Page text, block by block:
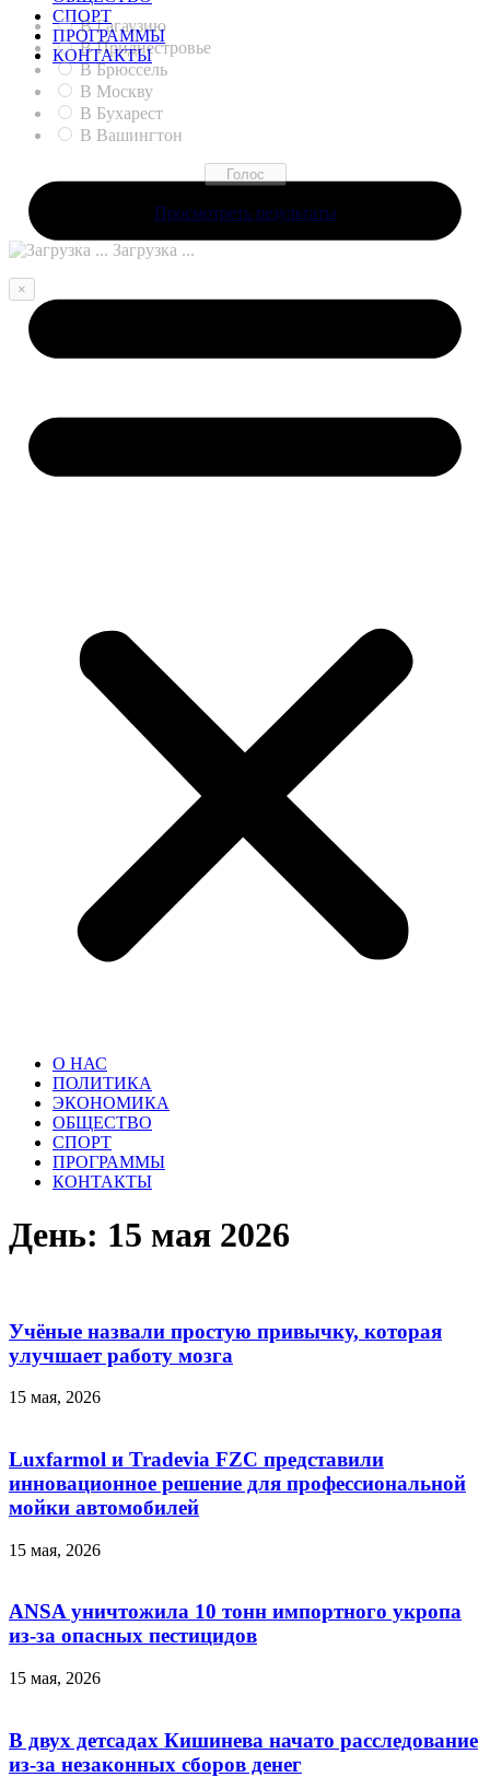
СПОРТ
ПРОГРАММЫ
КОНТАКТЫ
О НАС
ПОЛИТИКА
ЭКОНОМИКА
ОБЩЕСТВО
СПОРТ
ПРОГРАММЫ
КОНТАКТЫ
День: 15 мая 2026
Учёные назвали простую привычку, которая
улучшает работу мозга
15 мая, 2026
Luxfarmol и Tradevia FZC представили
инновационное решение для профессиональной
мойки автомобилей
15 мая, 2026
ANSA уничтожила 10 тонн импортного укропа
из-за опасных пестицидов
15 мая, 2026
В двух детсадах Кишинева начато расследование
из-за незаконных сборов денег
В Гагаузию
В Приднестровье
В Брюссель
В Москву
В Бухарест
В Вашингтон
Просмотреть результаты
Загрузка ...
×